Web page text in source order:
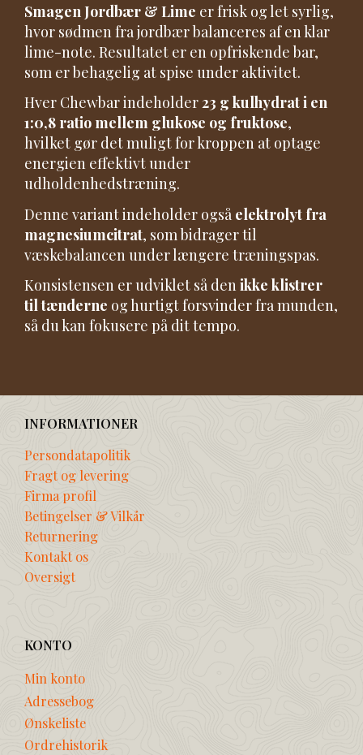
Smagen Jordbær & Lime er frisk og let syrlig,
hvor sødmen fra jordbær balanceres af en klar
lime-note. Resultatet er en opfriskende bar,
som er behagelig at spise under aktivitet.
Hver Chewbar indeholder23 g kulhydrat i en
1:0,8 ratio mellem glukose og fruktose,
hvilket gør det muligt for kroppen at optage
energien effektivt under
udholdenhedstræning.
Denne variant indeholder også elektrolyt fra
magnesiumcitrat, som bidrager til
væskebalancen under længere træningspas.
Konsistensen er udviklet så denikke klistrer
til tænderne og hurtigt forsvinder fra munden,
så du kan fokusere på dit tempo.
INFORMATIONER
Persondatapolitik
Fragt og levering
Firma profil
Betingelser & Vilkår
Returnering
Kontakt os
Oversigt
KONTO
Min konto
Adressebog
Ønskeliste
Ordrehistorik